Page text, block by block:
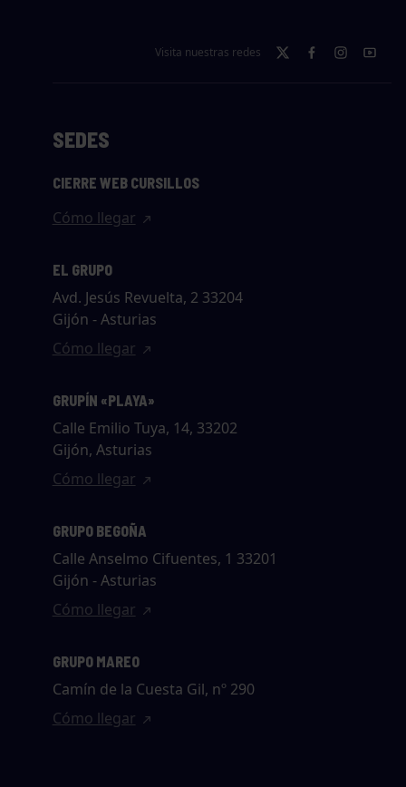
Visita nuestras redes
SEDES
CIERRE WEB CURSILLOS
Cómo llegar
EL GRUPO
Avd. Jesús Revuelta, 2 33204
Gijón - Asturias
Cómo llegar
GRUPÍN «PLAYA»
Calle Emilio Tuya, 14, 33202
Gijón, Asturias
Cómo llegar
GRUPO BEGOÑA
Calle Anselmo Cifuentes, 1 33201
Gijón - Asturias
Cómo llegar
GRUPO MAREO
Camín de la Cuesta Gil, nº 290
Cómo llegar